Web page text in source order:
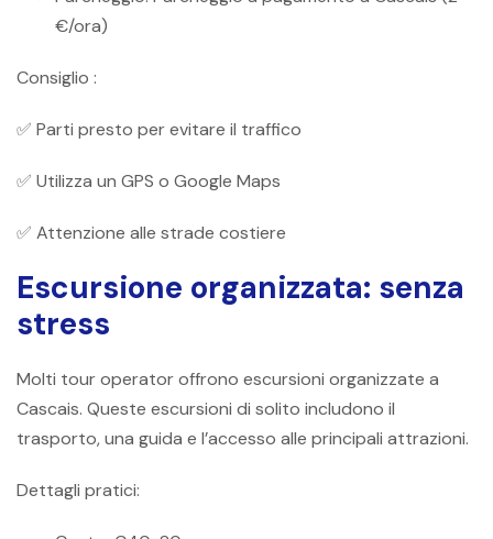
€/ora)
Consiglio :
✅ Parti presto per evitare il traffico
✅ Utilizza un GPS o Google Maps
✅ Attenzione alle strade costiere
Escursione organizzata: senza
stress
Molti tour operator offrono escursioni organizzate a
Cascais. Queste escursioni di solito includono il
trasporto, una guida e l’accesso alle principali attrazioni.
Dettagli pratici: